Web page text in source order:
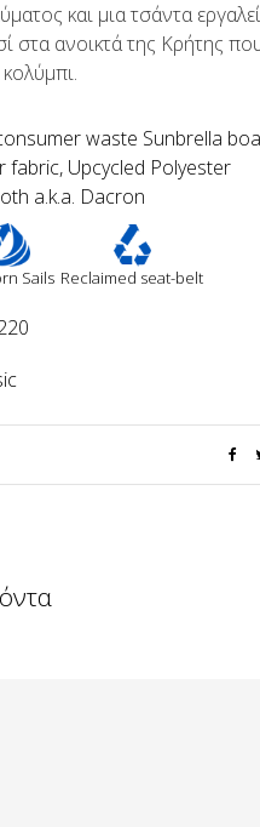
και μια τσάντα
στα ανοικτά της Κρήτης
κολύμπι.
waste Sunbrella
fabric, Upcycled Polyester
a.k.a. Dacron
Sails Reclaimed seat-belt